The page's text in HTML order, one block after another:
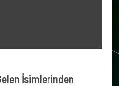
İsimlerinden